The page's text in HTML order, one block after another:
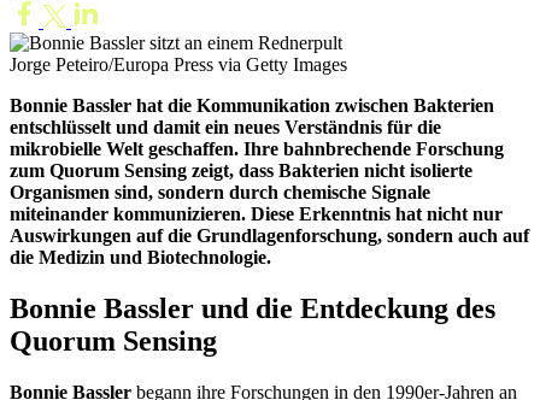
Jorge Peteiro/Europa Press via Getty Images
Bonnie Bassler hat die Kommunikation zwischen Bakterien
entschlüsselt und damit ein neues Verständnis für die
mikrobielle Welt geschaffen. Ihre bahnbrechende Forschung
zum Quorum Sensing zeigt, dass Bakterien nicht isolierte
Organismen sind, sondern durch chemische Signale
miteinander kommunizieren. Diese Erkenntnis hat nicht nur
Auswirkungen auf die Grundlagenforschung, sondern auch auf
die Medizin und Biotechnologie.
Bonnie Bassler und die Entdeckung des
Quorum Sensing
Bonnie Bassler begann ihre Forschungen in den 1990er-Jahren an